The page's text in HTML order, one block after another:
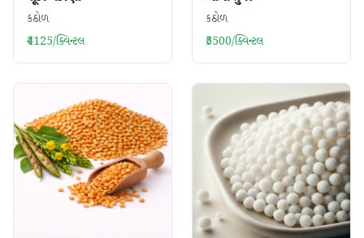
કઠોળ
₹4125/ક્વિન્ટલ
કઠોળ
₹5500/ક્વિન્ટલ